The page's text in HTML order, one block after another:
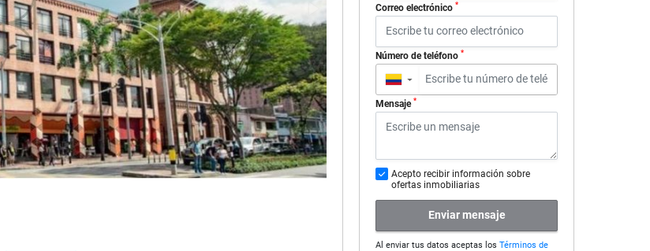
Correo electrónico *
Número de teléfono *
▼
Mensaje *
Acepto recibir información sobre
ofertas inmobiliarias
Enviar mensaje
Al enviar tus datos aceptas los Términos de